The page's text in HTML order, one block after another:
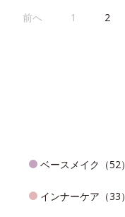
前へ 1 2
ベースメイク（52）
インナーケア（33）